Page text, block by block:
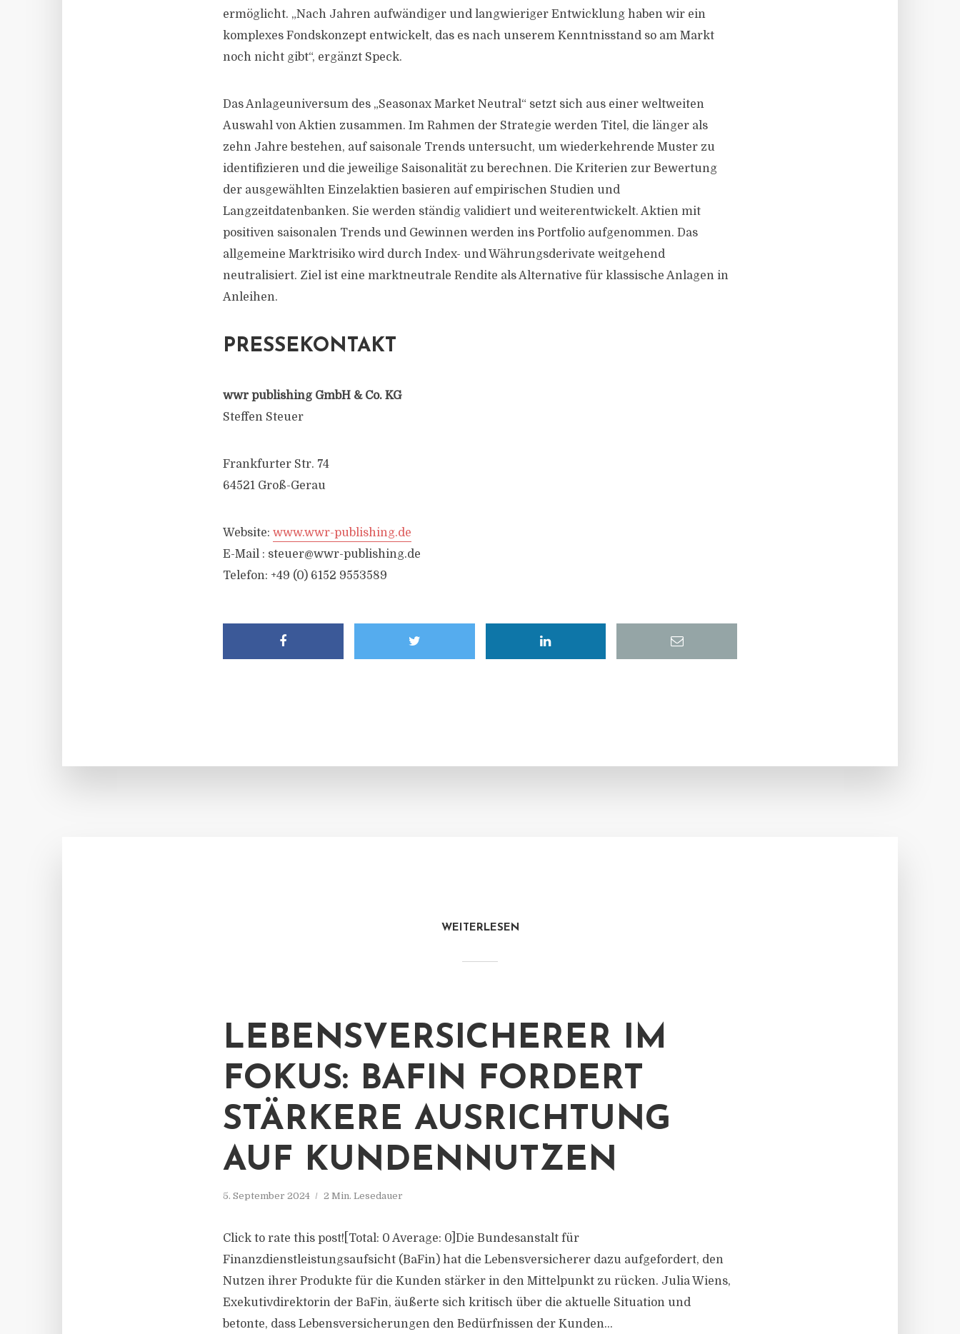
ermöglicht. „Nach Jahren aufwändiger und langwieriger Entwicklung haben wir ein
komplexes Fondskonzept entwickelt, das es nach unserem Kenntnisstand so am Markt
noch nicht gibt“, ergänzt Speck.
Das Anlageuniversum des „Seasonax Market Neutral“ setzt sich aus einer weltweiten
Auswahl von Aktien zusammen. Im Rahmen der Strategie werden Titel, die länger als
zehn Jahre bestehen, auf saisonale Trends untersucht, um wiederkehrende Muster zu
identifizieren und die jeweilige Saisonalität zu berechnen. Die Kriterien zur Bewertung
der ausgewählten Einzelaktien basieren auf empirischen Studien und
Langzeitdatenbanken. Sie werden ständig validiert und weiterentwickelt. Aktien mit
positiven saisonalen Trends und Gewinnen werden ins Portfolio aufgenommen. Das
allgemeine Marktrisiko wird durch Index- und Währungsderivate weitgehend
neutralisiert. Ziel ist eine marktneutrale Rendite als Alternative für klassische Anlagen in
Anleihen.
PRESSEKONTAKT
wwr publishing GmbH & Co. KG
Steffen Steuer
Frankfurter Str. 74
64521 Groß-Gerau
Website: www.wwr-publishing.de
E-Mail : steuer@wwr-publishing.de
Telefon: +49 (0) 6152 9553589
WEITERLESEN
LEBENSVERSICHERER IM
FOKUS: BAFIN FORDERT
STÄRKERE AUSRICHTUNG
AUF KUNDENNUTZEN
5. September 2024 2 Min. Lesedauer
Click to rate this post![Total: 0 Average: 0]Die Bundesanstalt für
Finanzdienstleistungsaufsicht (BaFin) hat die Lebensversicherer dazu aufgefordert, den
Nutzen ihrer Produkte für die Kunden stärker in den Mittelpunkt zu rücken. Julia Wiens,
Exekutivdirektorin der BaFin, äußerte sich kritisch über die aktuelle Situation und
betonte, dass Lebensversicherungen den Bedürfnissen der Kunden...